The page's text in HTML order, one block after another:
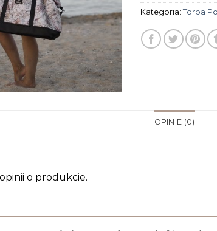
Kategoria: Torba
OPINIE (0)
o produkcie.